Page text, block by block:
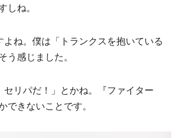
しね。
よね。僕は「トランクスを抱いている
う感じました。
セリパだ！」とかね。『ファイター
できないことです。